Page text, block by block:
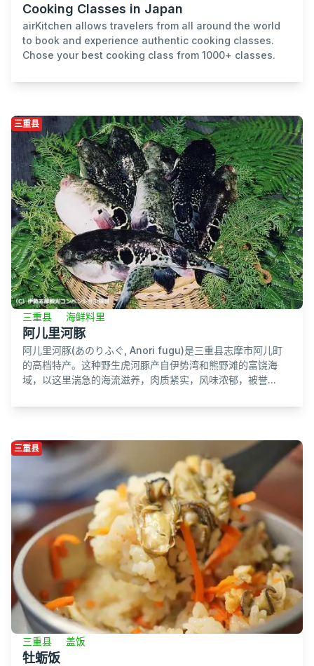
Cooking Classes in Japan
airKitchen allows travelers from all around the world
to book and experience authentic cooking classes.
Chose your best cooking class from 1000+ classes.
三重县
三重县 海鲜料里
阿儿里河豚
阿儿里河豚(あのりふぐ, Anori fugu)是三重县志摩市阿儿町
的高档特产。这种野生虎河豚产自伊势湾和熊野滩的富饶海
域，以这里湍急的海流滋养，肉质紧实，风味浓郁，被誉...
三重县
三重县 盖饭
牡蛎饭